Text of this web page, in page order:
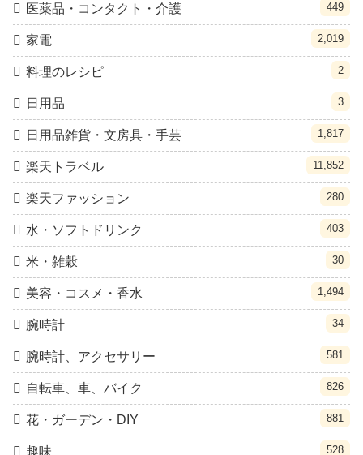
医薬品・コンタクト・介護 449
家電 2,019
料理のレシピ 2
日用品 3
日用品雑貨・文房具・手芸 1,817
楽天トラベル 11,852
楽天ファッション 280
水・ソフトドリンク 403
米・雑穀 30
美容・コスメ・香水 1,494
腕時計 34
腕時計、アクセサリー 581
自転車、車、バイク 826
花・ガーデン・DIY 881
趣味 528